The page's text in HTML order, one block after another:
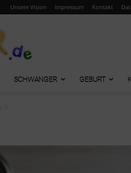
Unsere Vision Impressum Kontakt
SCHWANGER GEBURT